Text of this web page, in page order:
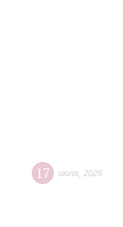
17 июля 2026